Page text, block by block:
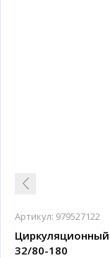
Артикул: 979527122
Циркуляционный
32/80-180